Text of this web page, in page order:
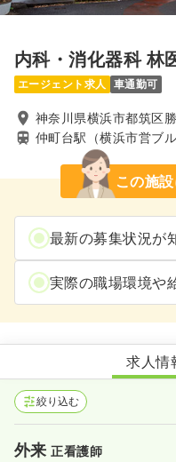
内科・消化器科 林
エージェント求人 車通勤可
神奈川県横浜市都筑区
仲町台駅（横浜市営ブル
この施
最新の募集状況が
実際の職場環境や
内科・
求人情
絞り込む
外来正看護師